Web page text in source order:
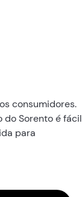
consumidores.
do Sorento é fácil
para